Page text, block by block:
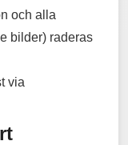
och alla
bilder) raderas
via